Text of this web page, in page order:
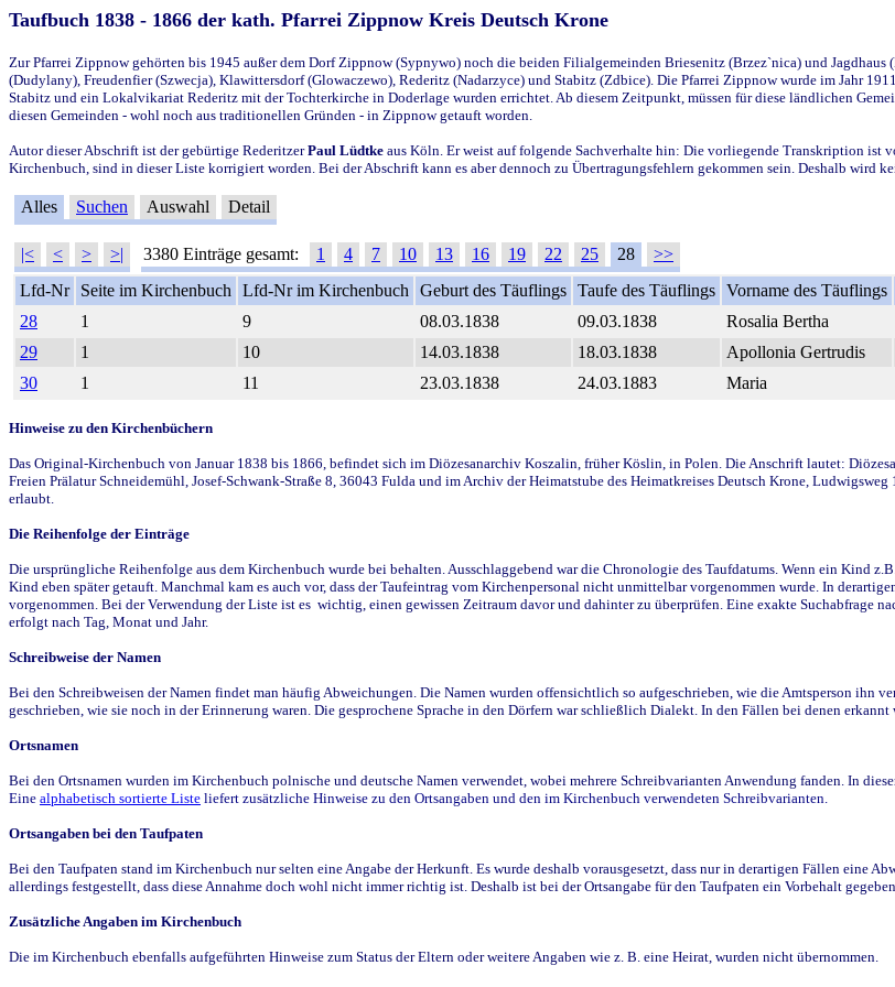
Taufbuch 1838 - 1866 der kath. Pfarrei Zippnow Kreis Deutsch Krone
Zur Pfarrei Zippnow gehörten bis 1945 außer dem Dorf Zippnow (Sypnywo) noch die beiden Filialgemeinden Briesenitz (Brzez`nica) und
(Dudylany), Freudenfier (Szwecja), Klawittersdorf (Glowaczewo), Rederitz (Nadarzyce) und Stabitz (Zdbice). Die Pfarrei Zippnow wurde im Jahr
Stabitz und ein Lokalvikariat Rederitz mit der Tochterkirche in Doderlage wurden errichtet. Ab diesem Zeitpunkt, müssen für diese ländlichen
diesen Gemeinden - wohl noch aus traditionellen Gründen - in Zippnow getauft worden.
Autor dieser Abschrift ist der gebürtige RederitzerPaul Lüdtke aus Köln. Er weist auf folgende Sachverhalte hin: Die vorliegende Transkription ist
Kirchenbuch, sind in dieser Liste korrigiert worden. Bei der Abschrift kann es aber dennoch zu Übertragungsfehlern gekommen sein. Deshalb wird
Alles Suchen Auswahl Detail
|< < > >| 3380 Einträge gesamt: 1 4 7 10 13 16 19 22 25 28
>>
Lfd-Nr
Seite im Kirchenbuch Lfd-Nr im Kirchenbuch Geburt des Täuflings Taufe des Täuflings Vorname des Täuflings
28
1 9 08.03.1838 09.03.1838 Rosalia Bertha
29
1 10 14.03.1838 18.03.1838 Apollonia Gertrudis
30
1 11 23.03.1838 24.03.1883 Maria
Hinweise zu den Kirchenbüchern
Das Original-Kirchenbuch von Januar 1838 bis 1866, befindet sich im Diözesanarchiv Koszalin, früher Köslin, in Polen. Die Anschrift lautet:
Freien Prälatur Schneidemühl, Josef-Schwank-Straße 8, 36043 Fulda und im Archiv der Heimatstube des Heimatkreises Deutsch Krone,
erlaubt.
Die Reihenfolge der Einträge
Die ursprüngliche Reihenfolge aus dem Kirchenbuch wurde bei behalten. Ausschlaggebend war die Chronologie des Taufdatums. Wenn ein Kind
Kind eben später getauft. Manchmal kam es auch vor, dass der Taufeintrag vom Kirchenpersonal nicht unmittelbar vorgenommen wurde. In
vorgenommen. Bei der Verwendung der Liste ist es wichtig, einen gewissen Zeitraum davor und dahinter zu überprüfen. Eine exakte Suchabfrage
erfolgt nach Tag, Monat und Jahr.
Schreibweise der Namen
Bei den Schreibweisen der Namen findet man häufig Abweichungen. Die Namen wurden offensichtlich so aufgeschrieben, wie die Amtsperson ihn
geschrieben, wie sie noch in der Erinnerung waren. Die gesprochene Sprache in den Dörfern war schließlich Dialekt. In den Fällen bei denen
Ortsnamen
Bei den Ortsnamen wurden im Kirchenbuch polnische und deutsche Namen verwendet, wobei mehrere Schreibvarianten Anwendung fanden. In
Eine alphabetisch sortierte Liste liefert zusätzliche Hinweise zu den Ortsangaben und den im Kirchenbuch verwendeten Schreibvarianten.
Ortsangaben bei den Taufpaten
Bei den Taufpaten stand im Kirchenbuch nur selten eine Angabe der Herkunft. Es wurde deshalb vorausgesetzt, dass nur in derartigen Fällen eine
allerdings festgestellt, dass diese Annahme doch wohl nicht immer richtig ist. Deshalb ist bei der Ortsangabe für den Taufpaten ein Vorbehalt
Zusätzliche Angaben im Kirchenbuch
Die im Kirchenbuch ebenfalls aufgeführten Hinweise zum Status der Eltern oder weitere Angaben wie z. B. eine Heirat, wurden nicht übernommen.